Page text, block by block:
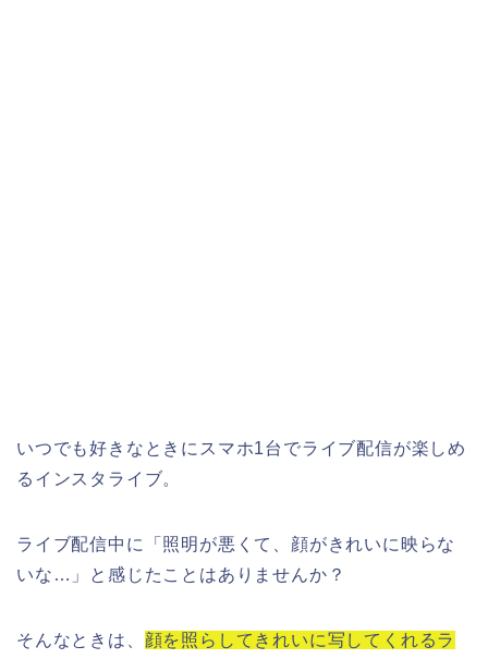
いつでも好きなときにスマホ1台でライブ配信が楽しめ
るインスタライブ。
ライブ配信中に「照明が悪くて、顔がきれいに映らな
いな…」と感じたことはありませんか？
そんなときは、 顔を照らしてきれいに写してくれるラ